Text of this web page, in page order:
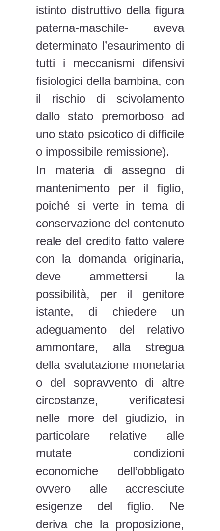
istinto distruttivo della figura
paterna-maschile- aveva
determinato l’esaurimento di
tutti i meccanismi difensivi
fisiologici della bambina, con
il rischio di scivolamento
dallo stato premorboso ad
uno stato psicotico di difficile
o impossibile remissione).
In materia di assegno di
mantenimento per il figlio,
poiché si verte in tema di
conservazione del contenuto
reale del credito fatto valere
con la domanda originaria,
deve ammettersi la
possibilità, per il genitore
istante, di chiedere un
adeguamento del relativo
ammontare, alla stregua
della svalutazione monetaria
o del sopravvento di altre
circostanze, verificatesi
nelle more del giudizio, in
particolare relative alle
mutate condizioni
economiche dell’obbligato
ovvero alle accresciute
esigenze del figlio. Ne
deriva che la proposizione,